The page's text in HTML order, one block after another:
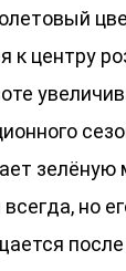
к центру
зелёную
но